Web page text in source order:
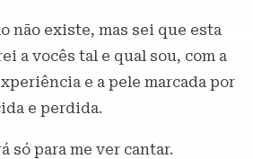
não existe, mas sei que esta
a vocês tal e qual sou, com a
e a pele marcada por
e perdida.
só para me ver cantar.